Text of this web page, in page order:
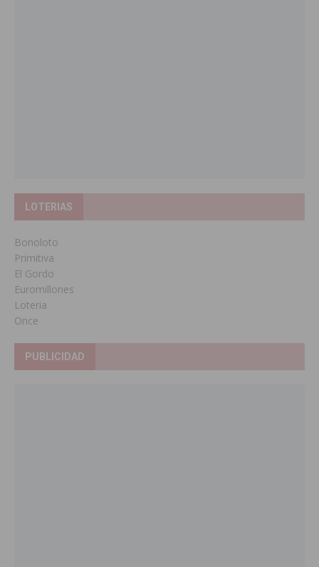
LOTERIAS
Bonoloto
Primitiva
El Gordo
Euromillones
Loteria
Once
PUBLICIDAD